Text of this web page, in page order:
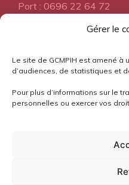
Gérer le
Le site de GCMPIH est amené
d’audiences, de statistiques et
Pour plus d’informations sur le
personnelles ou exercer vos
Port : 0696 22 64 72
A propos
Pourquoi l'Aloès?